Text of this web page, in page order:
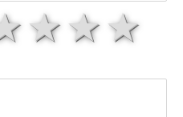
4
3
звезди
звезда